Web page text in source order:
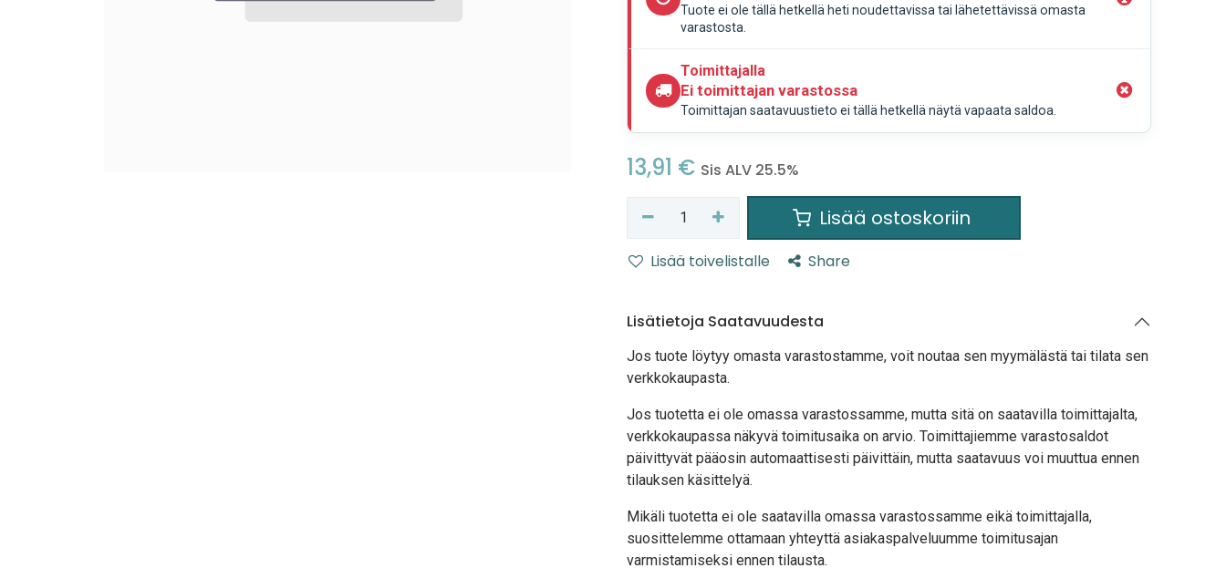
Tuote ei ole tällä hetkellä heti noudettavissa tai lähetettävissä omasta
varastosta.
Toimittajalla
Ei toimittajan varastossa
Toimittajan saatavuustieto ei tällä hetkellä näytä vapaata saldoa.
13,91 € Sis ALV 25.5%
Lisää ostoskoriin
Lisää toivelistalle Share
Lisätietoja Saatavuudesta
Jos tuote löytyy omasta varastostamme, voit noutaa sen myymälästä tai tilata sen
verkkokaupasta.
Jos tuotetta ei ole omassa varastossamme, mutta sitä on saatavilla toimittajalta,
verkkokaupassa näkyvä toimitusaika on arvio. Toimittajiemme varastosaldot
päivittyvät pääosin automaattisesti päivittäin, mutta saatavuus voi muuttua ennen
tilauksen käsittelyä.
Mikäli tuotetta ei ole saatavilla omassa varastossamme eikä toimittajalla,
suosittelemme ottamaan yhteyttä asiakaspalveluumme toimitusajan
varmistamiseksi ennen tilausta.